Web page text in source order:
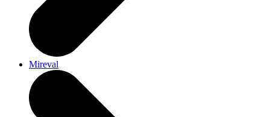
Mireval